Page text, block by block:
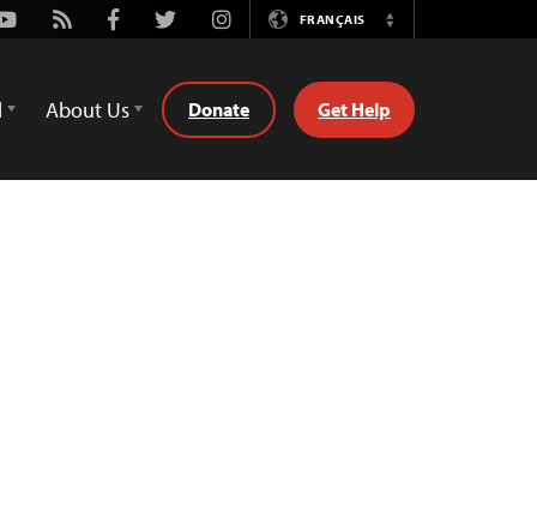
Rss FacebookTwitterInstagramFRANÇAIS
Switch
About Us Donate Get Help